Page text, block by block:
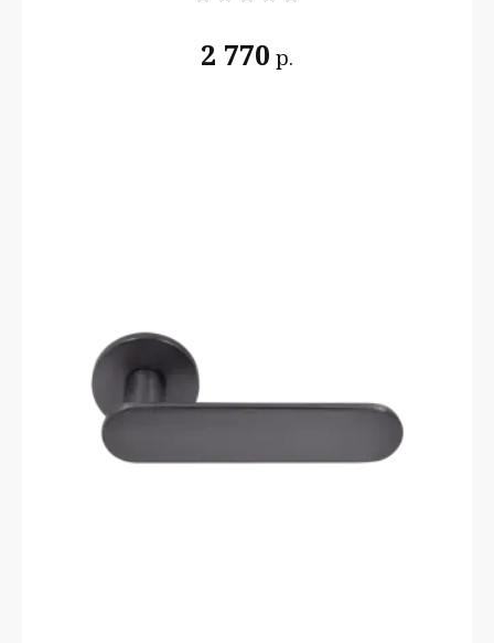
2 770 р.